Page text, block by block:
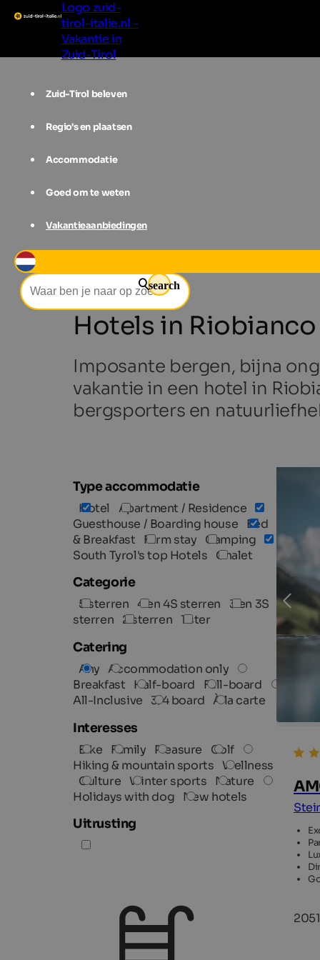
Logo zuid-
tirol-italie.nl -
Vakantie in
Zuid-Tirol
Zuid-Tirol beleven
Regio's en plaatsen
Accommodatie
Goed om te weten
Vakantieaanbiedingen
search
Hotels in Riobianco
Imposante bergen, bijna
vakantie in een hotel in
bergsporters en
Type accommodatie
Hotel
Apartment / Residence
Guesthouse / Boarding house
Bed
& Breakfast
Farm stay
Camping
South Tyrol's top Hotels
Chalet
Categorie
5 sterren 4 en 4S sterren
3 en 3S
sterren
2 sterren 1 ster
Catering
Any Accommodation only
Breakfast
Half-board
Full-board
All-Inclusive
3/4 board À la carte
Interesses
Bike Family Pleasure
Golf
Hiking & mountain sports Wellness
Culture Winter sports
Nature
Holidays with dog
New hotels
Uitrusting